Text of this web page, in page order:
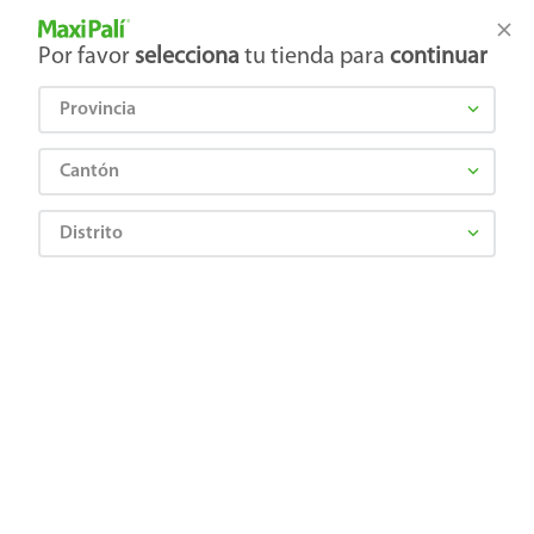
Tienda Maxi Palí
Por favor selecciona tu tienda para continuar
Provincia
Cantón
Distrito